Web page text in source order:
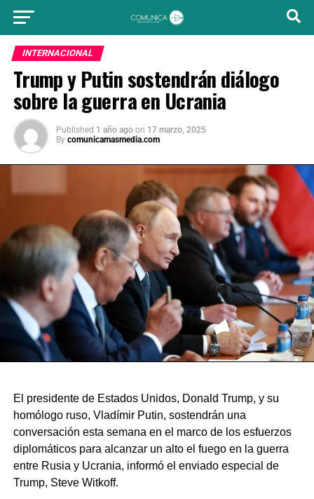
INTERNACIONAL
Trump y Putin sostendrán diálogo
sobre la guerra en Ucrania
Published 1 año ago on 17 marzo, 2025
By comunicamasmedia.com
El presidente de Estados Unidos, Donald Trump, y su
homólogo ruso, Vladímir Putin, sostendrán una
conversación esta semana en el marco de los esfuerzos
diplomáticos para alcanzar un alto el fuego en la guerra
entre Rusia y Ucrania, informó el enviado especial de
Trump, Steve Witkoff.